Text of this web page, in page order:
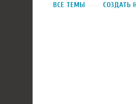
ВСЕ ТЕМЫ СОЗДАТЬ